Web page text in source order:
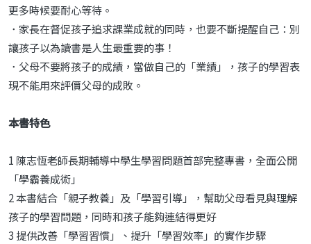
更多時候要耐心等待。
．家長在督促孩子追求課業成就的同時，也要不斷提醒自己：別
讓孩子以為讀書是人生最重要的事！
．父母不要將孩子的成績，當做自己的「業績」，孩子的學習表
現不能用來評價父母的成敗。
本書特色
1 陳志恆老師長期輔導中學生學習問題首部完整專書，全面公開
「學霸養成術」
2 本書結合「親子教養」及「學習引導」，幫助父母看見與理解
孩子的學習問題，同時和孩子能夠連結得更好
3 提供改善「學習習慣」、提升「學習效率」的實作步驟